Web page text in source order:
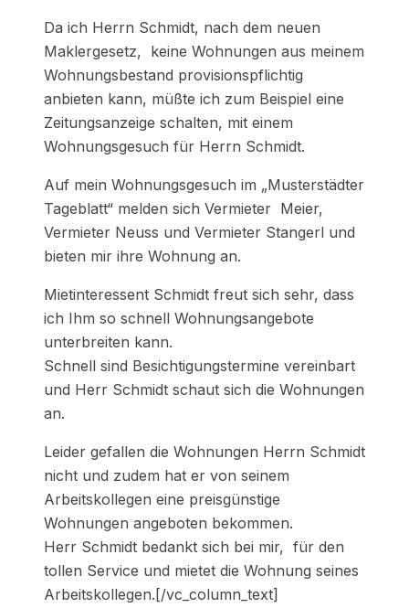
Da ich Herrn Schmidt, nach dem neuen
Maklergesetz, keine Wohnungen aus meinem
Wohnungsbestand provisionspflichtig
anbieten kann, müßte ich zum Beispiel eine
Zeitungsanzeige schalten, mit einem
Wohnungsgesuch für Herrn Schmidt.
Auf mein Wohnungsgesuch im „Musterstädter
Tageblatt“ melden sich Vermieter Meier,
Vermieter Neuss und Vermieter Stangerl und
bieten mir ihre Wohnung an.
Mietinteressent Schmidt freut sich sehr, dass
ich Ihm so schnell Wohnungsangebote
unterbreiten kann.
Schnell sind Besichtigungstermine vereinbart
und Herr Schmidt schaut sich die Wohnungen
an.
Leider gefallen die Wohnungen Herrn Schmidt
nicht und zudem hat er von seinem
Arbeitskollegen eine preisgünstige
Wohnungen angeboten bekommen.
Herr Schmidt bedankt sich bei mir, für den
tollen Service und mietet die Wohnung seines
Arbeitskollegen.[/vc_column_text]